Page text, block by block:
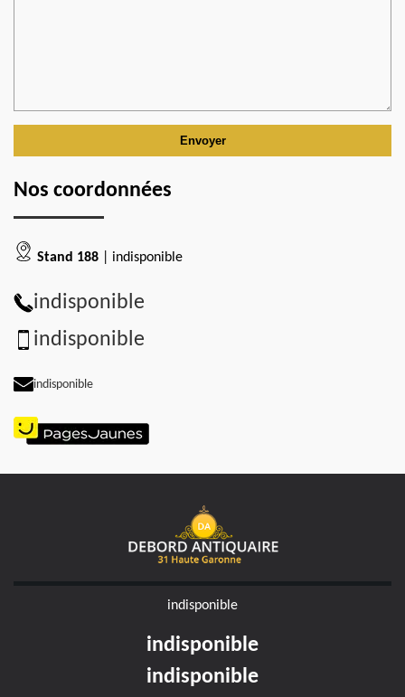
Nos coordonnées
Stand 188 | indisponible
indisponible
indisponible
indisponible
indisponible
indisponible
indisponible